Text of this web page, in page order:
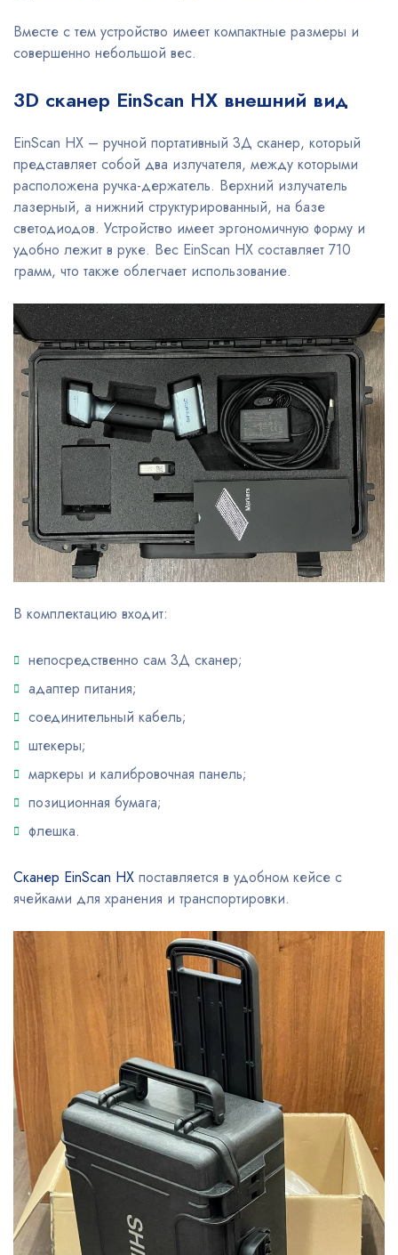
Вместе с тем устройство имеет компактные размеры и
совершенно небольшой вес.
3D сканер EinScan HX внешний вид
EinScan HX – ручной портативный 3Д сканер, который
представляет собой два излучателя, между которыми
расположена ручка-держатель. Верхний излучатель
лазерный, а нижний структурированный, на базе
светодиодов. Устройство имеет эргономичную форму и
удобно лежит в руке. Вес EinScan HX составляет 710
грамм, что также облегчает использование.
В комплектацию входит:
непосредственно сам 3Д сканер;
адаптер питания;
соединительный кабель;
штекеры;
маркеры и калибровочная панель;
позиционная бумага;
флешка.
Сканер EinScan HX поставляется в удобном кейсе с
ячейками для хранения и транспортировки.